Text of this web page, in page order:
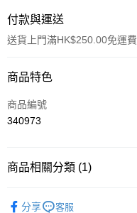
付款與運送
送貨上門滿HK$250.00免運費
付款方式
信用卡
商品特色
商品編號
340973
商品相關分類 (1)
分享
客服